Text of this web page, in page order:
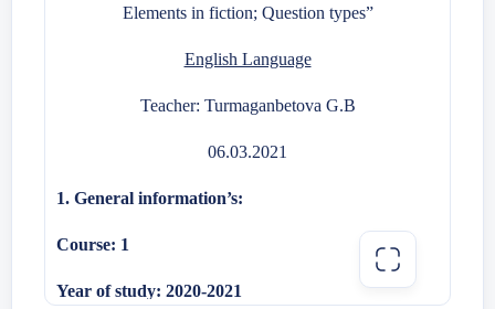
Elements in fiction; Question types”
English Language
Teacher: Turmaganbetova G.B
06.03.2021
1. General information’s:
Course: 1
Year of study: 2020-2021